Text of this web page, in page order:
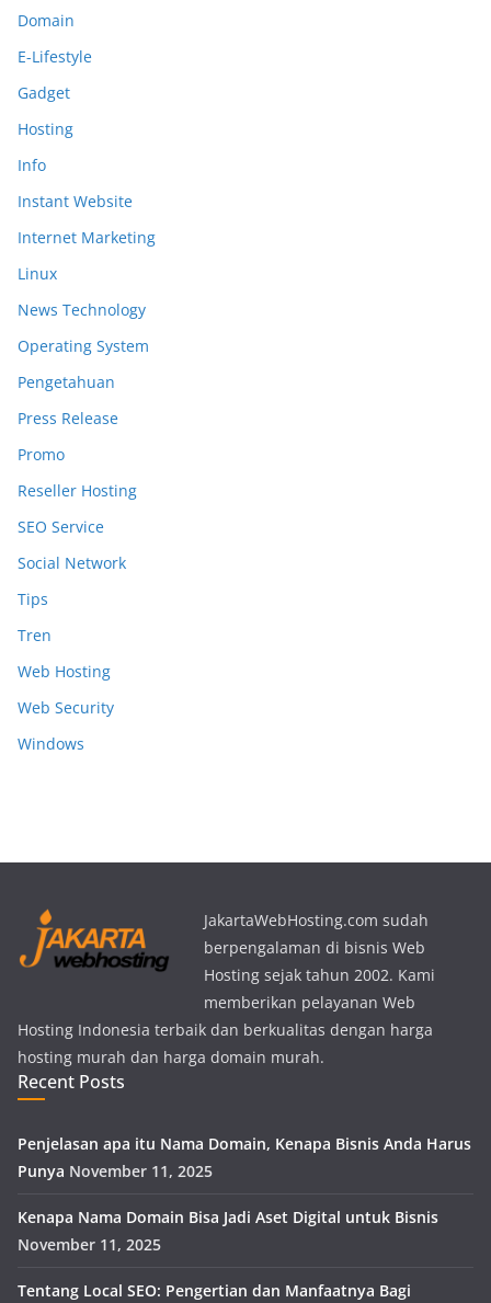
Domain
E-Lifestyle
Gadget
Hosting
Info
Instant Website
Internet Marketing
Linux
News Technology
Operating System
Pengetahuan
Press Release
Promo
Reseller Hosting
SEO Service
Social Network
Tips
Tren
Web Hosting
Web Security
Windows
JakartaWebHosting.com sudah
berpengalaman di bisnis Web
Hosting sejak tahun 2002. Kami
memberikan pelayanan Web
Hosting Indonesia terbaik dan berkualitas dengan harga
hosting murah dan harga domain murah.
Recent Posts
Penjelasan apa itu Nama Domain, Kenapa Bisnis Anda Harus
Punya November 11, 2025
Kenapa Nama Domain Bisa Jadi Aset Digital untuk Bisnis
November 11, 2025
Tentang Local SEO: Pengertian dan Manfaatnya Bagi